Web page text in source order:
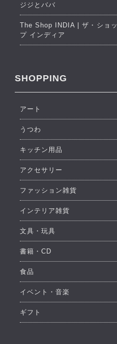
ジジとババ
The Shop INDIA | ザ・ショッ
プ インディア
SHOPPING
アート
うつわ
キッチン用品
アクセサリー
ファッション雑貨
インテリア雑貨
文具・玩具
書籍・CD
食品
イベント・音楽
ギフト